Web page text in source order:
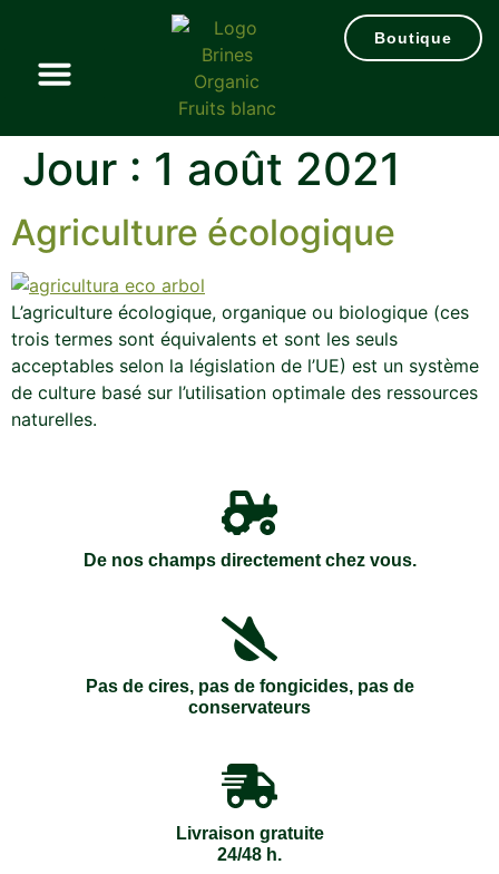
Boutique
Jour : 1 août 2021
Agriculture écologique
L’agriculture écologique, organique ou biologique (ces
trois termes sont équivalents et sont les seuls
acceptables selon la législation de l’UE) est un système
de culture basé sur l’utilisation optimale des ressources
naturelles.
De nos champs directement chez vous.
Pas de cires, pas de fongicides, pas de
conservateurs
Livraison gratuite
24/48 h.